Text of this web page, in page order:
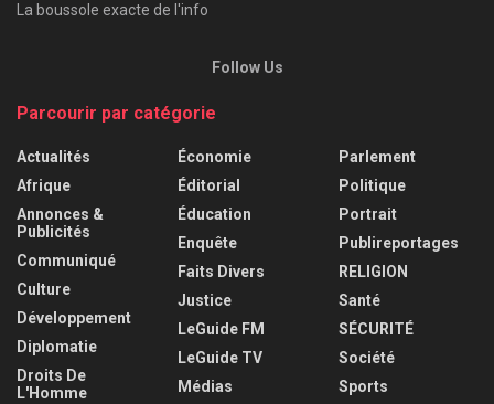
La boussole exacte de l'info
Follow Us
Parcourir par catégorie
Actualités
Afrique
Annonces &
Publicités
Communiqué
Culture
Développement
Diplomatie
Droits De
L'Homme
Économie
Éditorial
Éducation
Enquête
Faits Divers
Justice
LeGuide FM
LeGuide TV
Médias
Parlement
Politique
Portrait
Publireportages
RELIGION
Santé
SÉCURITÉ
Société
Sports